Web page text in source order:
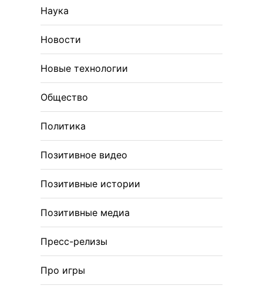
Наука
Новости
Новые технологии
Общество
Политика
Позитивное видео
Позитивные истории
Позитивные медиа
Пресс-релизы
Про игры